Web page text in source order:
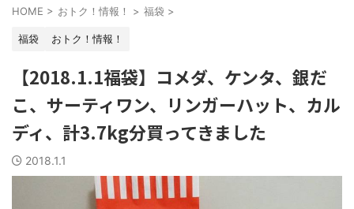
HOME > おトク！情報！ > 福袋 >
福袋 おトク！情報！
【2018.1.1福袋】コメダ、ケンタ、銀だ
こ、サーティワン、リンガーハット、カル
ディ、計3.7kg分買ってきました
2018.1.1